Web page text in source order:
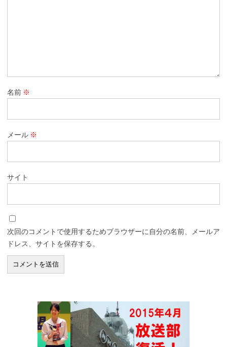
名前 ※
メール ※
サイト
次回のコメントで使用するためブラウザーに自分の名前、メールア
ドレス、サイトを保存する。